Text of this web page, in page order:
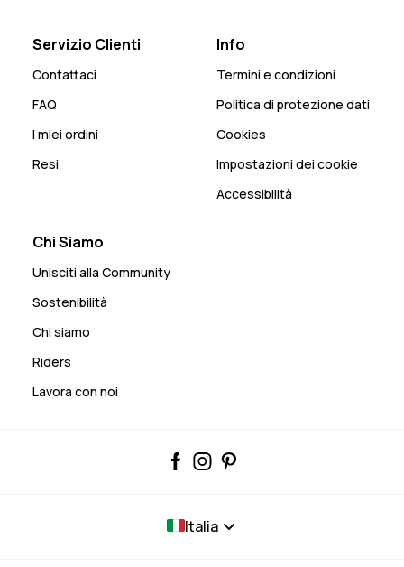
Servizio Clienti
Contattaci
FAQ
I miei ordini
Resi
Info
Termini e condizioni
Politica di protezione dati
Cookies
Impostazioni dei cookie
Accessibilità
Chi Siamo
Unisciti alla Community
Sostenibilità
Chi siamo
Riders
Lavora con noi
Italia